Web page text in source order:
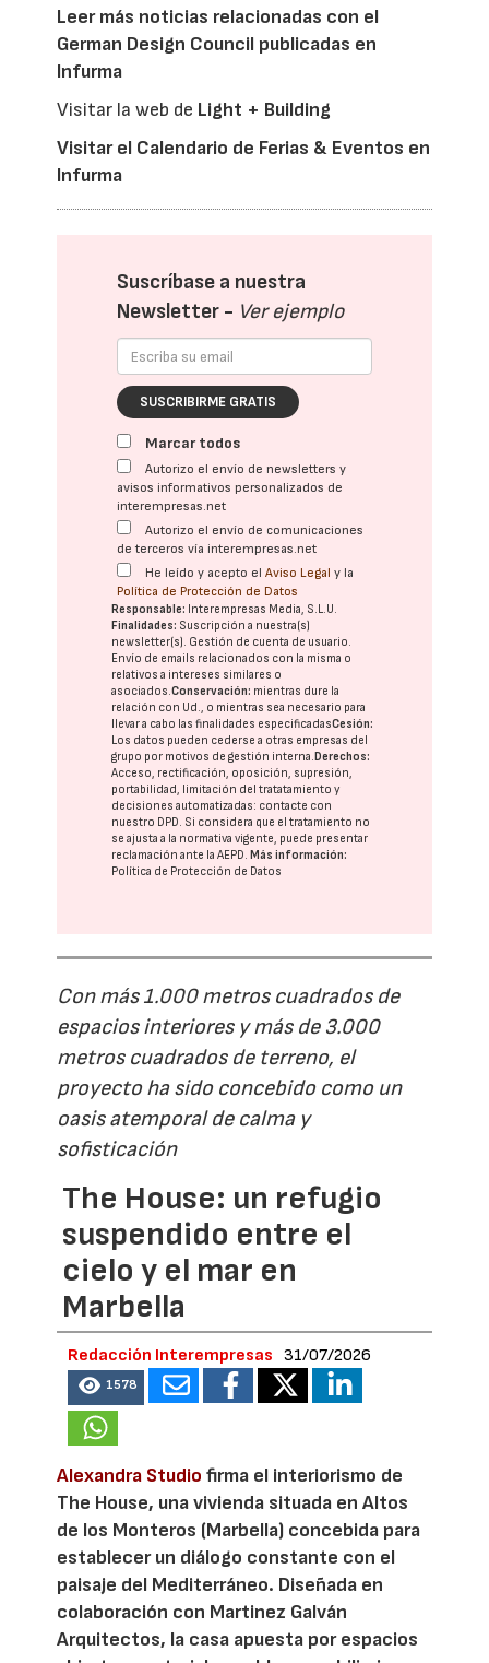
Leer más noticias relacionadas con el
German Design Council publicadas en
Infurma
Visitar la web de Light + Building
Visitar el Calendario de Ferias & Eventos en
Infurma
Suscríbase a nuestra
Newsletter - Ver ejemplo
SUSCRIBIRME GRATIS
Marcar todos
Autorizo el envío de newsletters y
avisos informativos personalizados de
interempresas.net
Autorizo el envío de comunicaciones
de terceros vía interempresas.net
He leído y acepto elAviso Legal y la
Política de Protección de Datos
Responsable: Interempresas Media, S.L.U.
Finalidades: Suscripción a nuestra(s)
newsletter(s). Gestión de cuenta de usuario.
Envío de emails relacionados con la misma o
relativos a intereses similares o
asociados.Conservación: mientras dure la
relación con Ud., o mientras sea necesario para
llevar a cabo las finalidades especificadasCesión:
Los datos pueden cederse a otras empresas del
grupo por motivos de gestión interna. Derechos:
Acceso, rectificación, oposición, supresión,
portabilidad, limitación del tratatamiento y
decisiones automatizadas: contacte con
nuestro DPD. Si considera que el tratamiento no
se ajusta a la normativa vigente, puede presentar
reclamación ante laAEPD. Más información:
Política de Protección de Datos
Con más 1.000 metros cuadrados de
espacios interiores y más de 3.000
metros cuadrados de terreno, el
proyecto ha sido concebido como un
oasis atemporal de calma y
sofisticación
The House: un refugio
suspendido entre el
cielo y el mar en
Marbella
Redacción Interempresas 31/07/2026
1578
Alexandra Studio firma el interiorismo de
The House, una vivienda situada en Altos
de los Monteros (Marbella) concebida para
establecer un diálogo constante con el
paisaje del Mediterráneo. Diseñada en
colaboración con Martinez Galván
Arquitectos, la casa apuesta por espacios